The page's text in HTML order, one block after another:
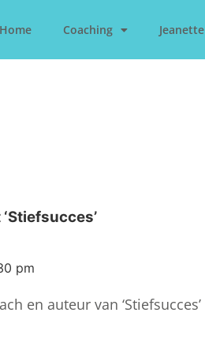
Home Coaching Jeanette
pm
en auteur van ‘Stiefsucces’